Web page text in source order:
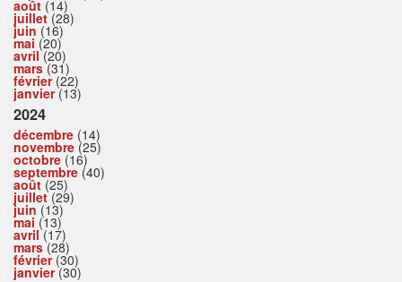
août (14)
juillet(28)
juin (16)
mai (20)
avril(20)
mars(31)
février(22)
janvier(13)
2024
décembre (14)
novembre (25)
octobre (16)
septembre (40)
août (25)
juillet(29)
juin (13)
mai (13)
avril(17)
mars(28)
février(30)
janvier(30)